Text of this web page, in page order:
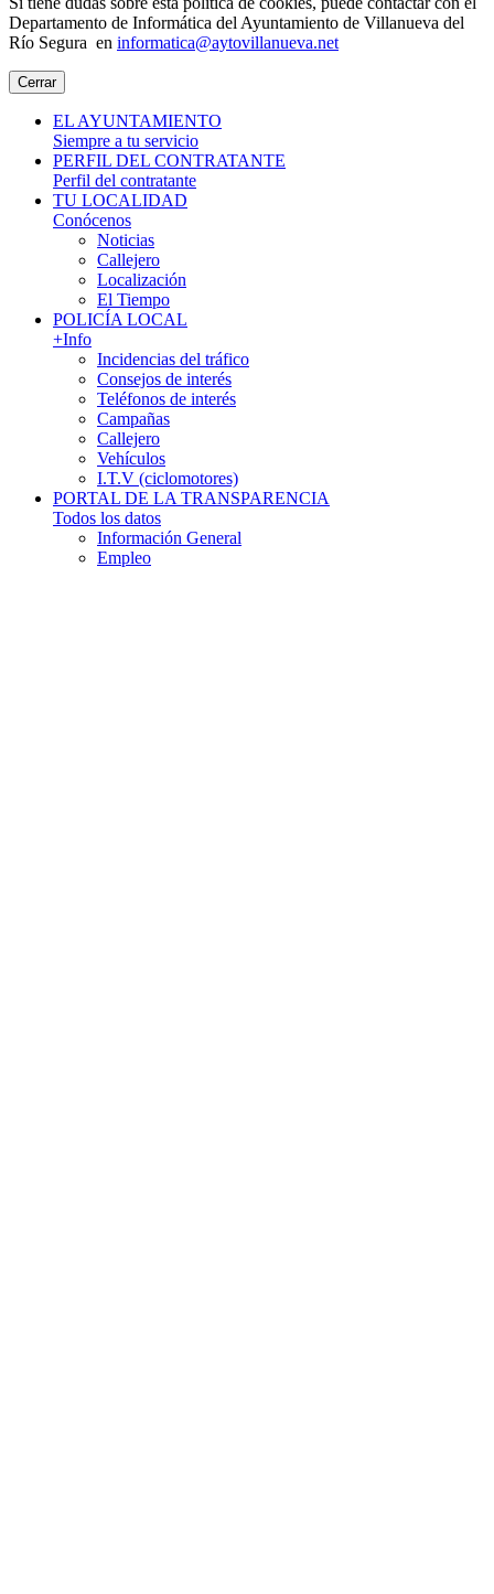
Departamento de Informática del Ayuntamiento de Villanueva del
Río Segura en informatica@aytovillanueva.net
Cerrar
EL AYUNTAMIENTO
Siempre a tu servicio
PERFIL DEL CONTRATANTE
Perfil del contratante
TU LOCALIDAD
Conócenos
Noticias
Callejero
Localización
El Tiempo
POLICÍA LOCAL
+Info
Incidencias del tráfico
Consejos de interés
Teléfonos de interés
Campañas
Callejero
Vehículos
I.T.V (ciclomotores)
PORTAL DE LA TRANSPARENCIA
Todos los datos
Información General
Empleo